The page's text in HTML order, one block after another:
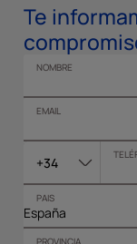
Te
NOMBRE
EMAIL
+34
PAIS
PROVINCIA